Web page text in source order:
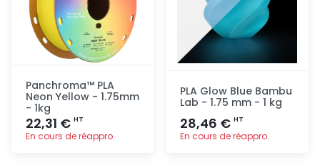
Panchroma™ PLA
Neon Yellow - 1.75mm
- 1kg
22,31 € HT
En cours de réappro.
PLA Glow Blue Bambu
Lab - 1.75 mm - 1 kg
28,46 € HT
En cours de réappro.